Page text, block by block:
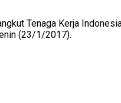
Tenaga Kerja
(23/1/2017).